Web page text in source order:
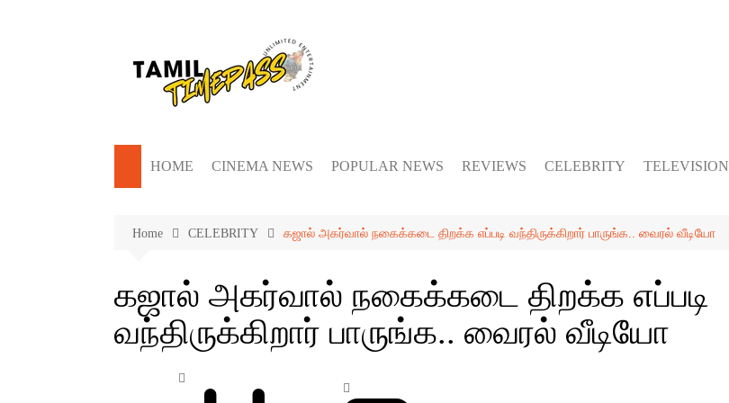
HOME CINEMA NEWS POPULAR NEWS REVIEWS CELEBRITY TELEVISION
Home CELEBRITY கஜால் அகர்வால் நகைக்கடை திறக்க எப்படி வந்திருக்கிறார் பாருங்க.. வைரல் வீடியோ
கஜால் அகர்வால் நகைக்கடை திறக்க எப்படி
வந்திருக்கிறார் பாருங்க.. வைரல் வீடியோ